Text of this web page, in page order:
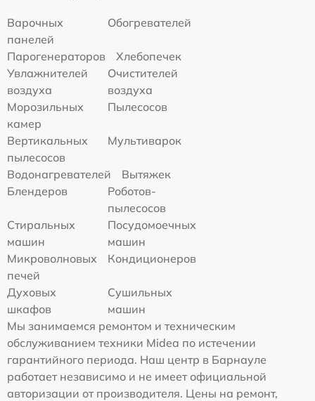
Варочных
панелей
Обогревателей
Парогенераторов
Хлебопечек
Увлажнителей
воздуха
Очистителей
воздуха
Морозильных
камер
Пылесосов
Вертикальных
пылесосов
Мультиварок
Водонагревателей
Вытяжек
Блендеров
Роботов-
пылесосов
Стиральных
машин
Посудомоечных
машин
Микроволновых
печей
Кондиционеров
Духовых
шкафов
Сушильных
машин
Мы занимаемся ремонтом и техническим
обслуживанием техники Midea по истечении
гарантийного периода. Наш центр в Барнауле
работает независимо и не имеет официальной
авторизации от производителя. Цены на ремонт,